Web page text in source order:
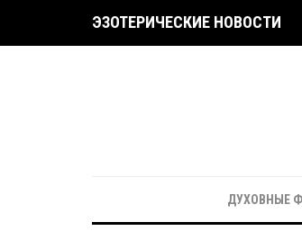
ЭЗОТЕРИЧЕСКИЕ НОВОСТИ
ДУХОВНЫЕ